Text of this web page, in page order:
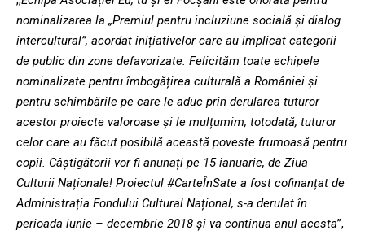
nominalizarea la „Premiul pentru incluziune socială și dialog
intercultural”, acordat inițiativelor care au implicat categorii
de public din zone defavorizate. Felicităm toate echipele
nominalizate pentru îmbogățirea culturală a României și
pentru schimbările pe care le aduc prin derularea tuturor
acestor proiecte valoroase și le mulțumim, totodată, tuturor
celor care au făcut posibilă această poveste frumoasă pentru
copii. Câștigătorii vor fi anunați pe 15 ianuarie, de Ziua
Culturii Naționale! Proiectul #CarteÎnSate a fost cofinanțat de
Administrația Fondului Cultural Național, s-a derulat în
perioada iunie – decembrie 2018 și va continua anul acesta”,